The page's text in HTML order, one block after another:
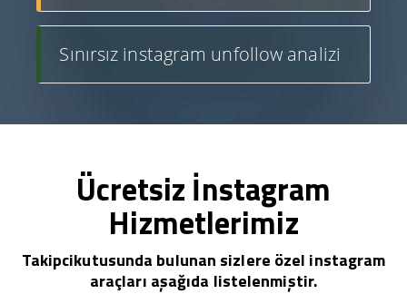
Sınırsız instagram unfollow analizi
Ücretsiz İnstagram
Hizmetlerimiz
Takipcikutusunda bulunan sizlere özel instagram
araçları aşağıda listelenmiştir.